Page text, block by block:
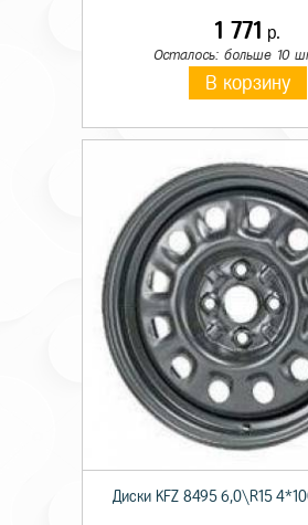
1 771 р.
Осталось: больше 10
В корзину
Диски KFZ 8495 6,0\R15